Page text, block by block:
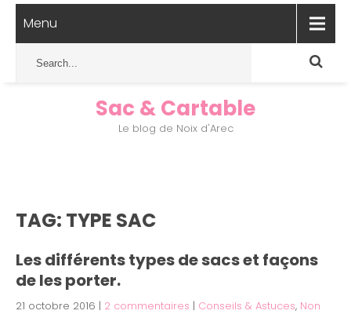
Menu
Sac & Cartable
Le blog de Noix d'Arec
TAG: TYPE SAC
Les différents types de sacs et façons
de les porter.
21 octobre 2016 | 2 commentaires | Conseils & Astuces, Non